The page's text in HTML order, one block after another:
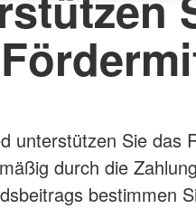
unterstützen Sie das
durch die
bestimmen